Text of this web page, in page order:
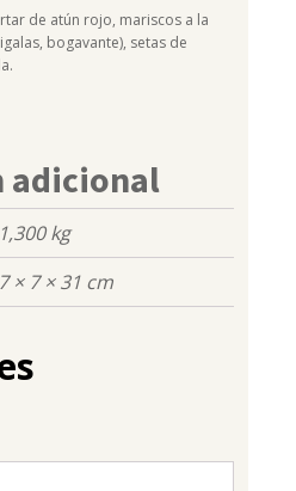
de atún rojo, mariscos a la
bogavante), setas de
adicional
1,300 kg
7 × 7 × 31 cm